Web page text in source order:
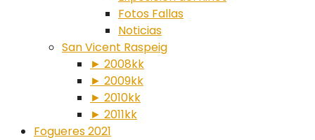
Fotos Fallas
Noticias
San Vicent Raspeig
► 2008kk
► 2009kk
► 2010kk
► 2011kk
Fogueres 2021